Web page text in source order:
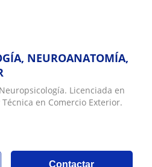
NEUROANATOMÍA,
Licenciada en
en Comercio Exterior.
Contactar